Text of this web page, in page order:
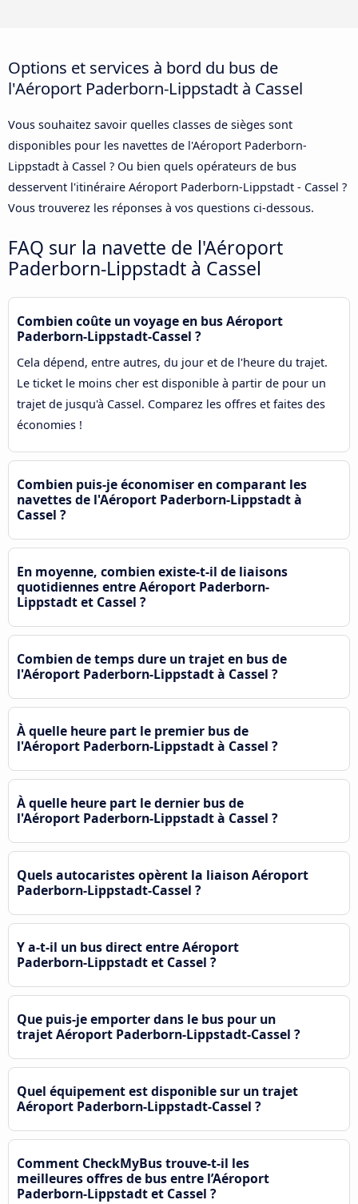
Options et services à bord du bus de
l'Aéroport Paderborn-Lippstadt à Cassel
Vous souhaitez savoir quelles classes de sièges sont
disponibles pour les navettes de l'Aéroport Paderborn-
Lippstadt à Cassel ? Ou bien quels opérateurs de bus
desservent l'itinéraire Aéroport Paderborn-Lippstadt - Cassel ?
Vous trouverez les réponses à vos questions ci-dessous.
FAQ sur la navette de l'Aéroport
Paderborn-Lippstadt à Cassel
Combien coûte un voyage en bus Aéroport
Paderborn-Lippstadt-Cassel ?
Cela dépend, entre autres, du jour et de l'heure du trajet.
Le ticket le moins cher est disponible à partir de pour un
trajet de jusqu'à Cassel. Comparez les offres et faites des
économies !
Combien puis-je économiser en comparant les
navettes de l'Aéroport Paderborn-Lippstadt à
Cassel ?
En moyenne, combien existe-t-il de liaisons
quotidiennes entre Aéroport Paderborn-
Lippstadt et Cassel ?
Combien de temps dure un trajet en bus de
l'Aéroport Paderborn-Lippstadt à Cassel ?
À quelle heure part le premier bus de
l'Aéroport Paderborn-Lippstadt à Cassel ?
À quelle heure part le dernier bus de
l'Aéroport Paderborn-Lippstadt à Cassel ?
Quels autocaristes opèrent la liaison Aéroport
Paderborn-Lippstadt-Cassel ?
Y a-t-il un bus direct entre Aéroport
Paderborn-Lippstadt et Cassel ?
Que puis-je emporter dans le bus pour un
trajet Aéroport Paderborn-Lippstadt-Cassel ?
Quel équipement est disponible sur un trajet
Aéroport Paderborn-Lippstadt-Cassel ?
Comment CheckMyBus trouve-t-il les
meilleures offres de bus entre l’Aéroport
Paderborn-Lippstadt et Cassel ?